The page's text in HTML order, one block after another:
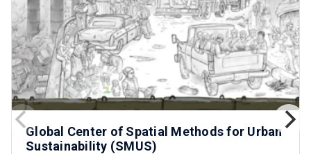
Global Center of Spatial Methods for Urban
Sustainability (SMUS)